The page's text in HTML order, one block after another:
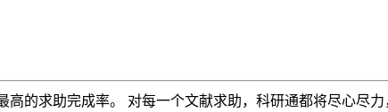
的求助完成率。 对每一个文献求助，科研通都将尽心尽力